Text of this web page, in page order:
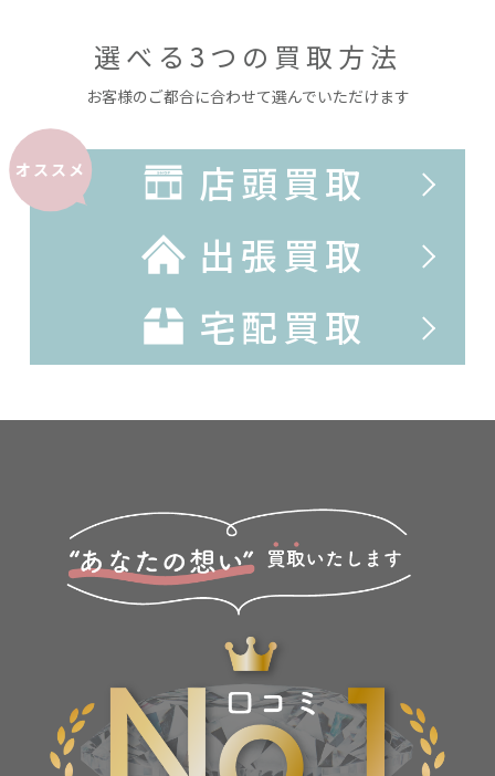
選べる3つの買取方法
お客様のご都合に合わせて選んでいただけます
オススメ
店頭買取
出張買取
宅配買取